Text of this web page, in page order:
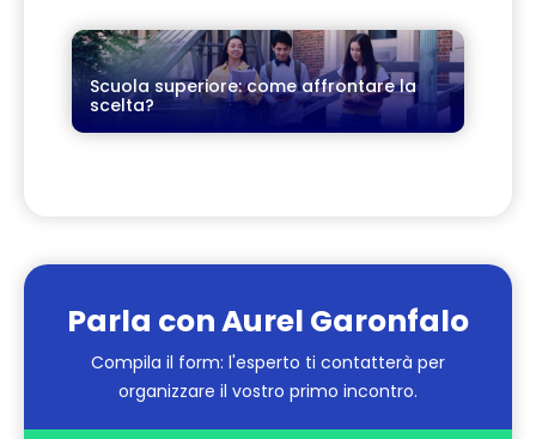
Scuola superiore: come affrontare la
scelta?
Parla con Aurel Garonfalo
Compila il form: l'esperto ti contatterà per
organizzare il vostro primo incontro.